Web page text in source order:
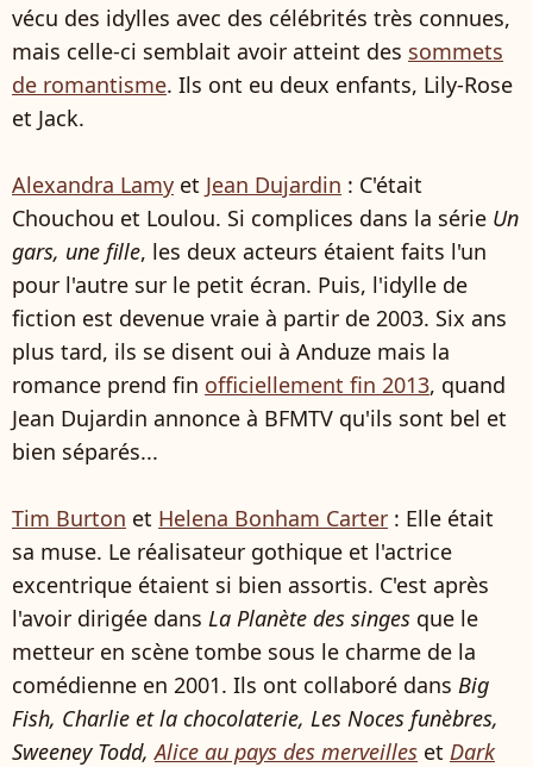
vécu des idylles avec des célébrités très connues,
mais celle-ci semblait avoir atteint des sommets
de romantisme. Ils ont eu deux enfants, Lily-Rose
et Jack.
Alexandra Lamy et Jean Dujardin : C'était
Chouchou et Loulou. Si complices dans la série Un
gars, une fille, les deux acteurs étaient faits l'un
pour l'autre sur le petit écran. Puis, l'idylle de
fiction est devenue vraie à partir de 2003. Six ans
plus tard, ils se disent oui à Anduze mais la
romance prend fin officiellement fin 2013, quand
Jean Dujardin annonce à BFMTV qu'ils sont bel et
bien séparés...
Tim Burton et Helena Bonham Carter : Elle était
sa muse. Le réalisateur gothique et l'actrice
excentrique étaient si bien assortis. C'est après
l'avoir dirigée dans La Planète des singes que le
metteur en scène tombe sous le charme de la
comédienne en 2001. Ils ont collaboré dans Big
Fish, Charlie et la chocolaterie, Les Noces funèbres,
Sweeney Todd,Alice au pays des merveilles et Dark